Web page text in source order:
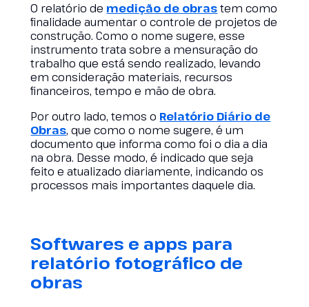
O relatório de medição de obrastem como
finalidade aumentar o controle de projetos de
construção. Como o nome sugere, esse
instrumento trata sobre a mensuração do
trabalho que está sendo realizado, levando
em consideração materiais, recursos
financeiros, tempo e mão de obra.
Por outro lado, temos o Relatório Diário de
Obras, que como o nome sugere, é um
documento que informa como foi o dia a dia
na obra. Desse modo, é indicado que seja
feito e atualizado diariamente, indicando os
processos mais importantes daquele dia.
Softwares e apps para
relatório fotográfico de
obras